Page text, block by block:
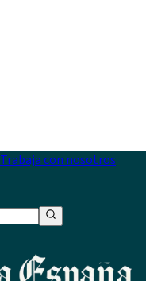
Trabaja con nosotros